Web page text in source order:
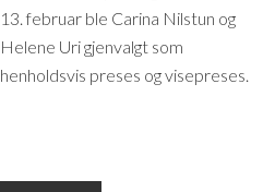
13. februar ble Carina Nilstun og
Helene Uri gjenvalgt som
henholdsvis preses og visepreses.